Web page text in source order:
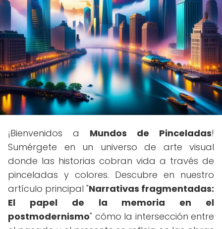
¡Bienvenidos a Mundos de Pinceladas!
Sumérgete en un universo de arte visual
donde las historias cobran vida a través de
pinceladas y colores. Descubre en nuestro
artículo principal "Narrativas fragmentadas:
El papel de la memoria en el
postmodernismo" cómo la intersección entre